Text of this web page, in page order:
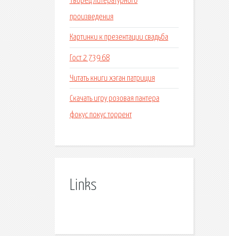
произведения
Картинки к презентации свадьба
Гост 2 739 68
Читать книги хэган патриция
Скачать игру розовая пантера
фокус покус торрент
Links